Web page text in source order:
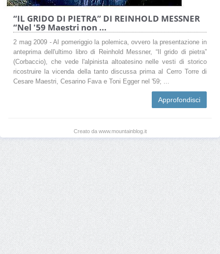
“IL GRIDO DI PIETRA” DI REINHOLD MESSNER
“Nel '59 Maestri non ...
2 mag 2009 - Al pomeriggio la polemica, ovvero la presentazione in
anteprima dell'ultimo libro di Reinhold Messner, “Il grido di pietra”
(Corbaccio), che vede l'alpinista altoatesino nelle vesti di storico
ricostruire la vicenda della tanto discussa prima al Cerro Torre di
Cesare Maestri, Cesarino Fava e Toni Egger nel '59; ...
Approfondisci
Creato da www.mountainblog.it